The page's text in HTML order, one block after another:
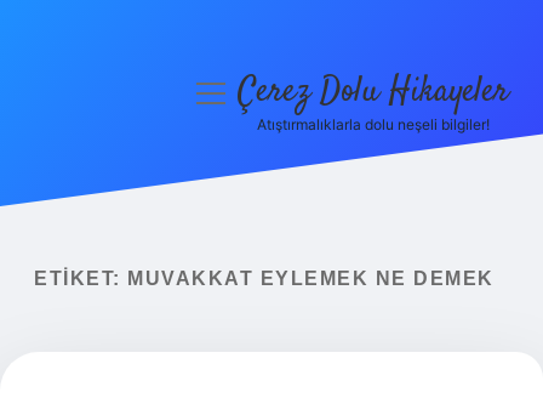
Yasal Uyarı
menüyüÇerez Dolu Hikayeler
Atıştırmalıklarla dolu neşeli bilgiler!
ETIKET: MUVAKKAT EYLEMEK NE DEMEK